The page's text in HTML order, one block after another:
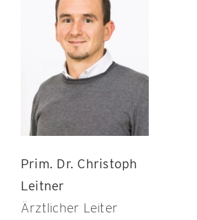
Prim. Dr. Christoph
Leitner
Ärztlicher Leiter